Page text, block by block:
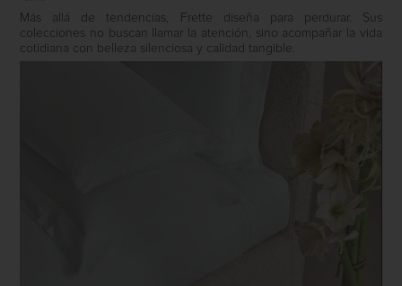
Más allá de tendencias, Frette diseña para perdurar. Sus
colecciones no buscan llamar la atención, sino acompañar la vida
cotidiana con belleza silenciosa y calidad tangible.